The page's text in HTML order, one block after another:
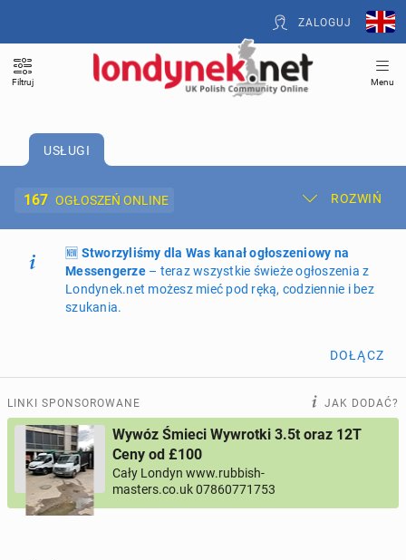
ZALOGUJ
Filtruj Menu
USŁUGI
167 OGŁOSZEŃ ONLINE ROZWIŃ
Dodaj ogłoszenie Moje ogłoszenia
Oferta i cennik ogłoszeń
ogłoszeń online
PROFILE KANDYDATÓW 295profili online
USŁUGI 167
🆕 Stworzyliśmy dla Was kanał ogłoszeniowy na
Messengerze– teraz wszystkie świeże ogłoszenia z
Londynek.net możesz mieć pod ręką, codziennie i bez
szukania.
DOŁĄCZ
LINKI SPONSOROWANE JAK DODAĆ?
Wywóz Śmieci Wywrotki 3.5t oraz 12T
Ceny od £100
Cały Londyn www.rubbish-
masters.co.uk 07860771753